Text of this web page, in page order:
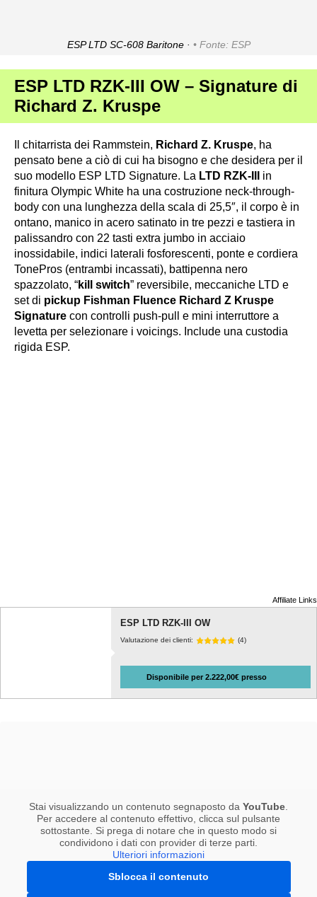
ESP LTD SC-608 Baritone · Fonte: ESP
ESP LTD RZK-III OW – Signature di
Richard Z. Kruspe
Il chitarrista dei Rammstein, Richard Z. Kruspe, ha
pensato bene a ciò di cui ha bisogno e che desidera per il
suo modello ESP LTD Signature. La LTD RZK-III
in
finitura Olympic White ha una costruzione neck-through-
body con una lunghezza della scala di 25,5″, il corpo è in
ontano, manico in acero satinato in tre pezzi e tastiera in
palissandro con 22 tasti extra jumbo in acciaio
inossidabile, indici laterali fosforescenti, ponte e cordiera
TonePros (entrambi incassati), battipenna nero
spazzolato, “kill switch” reversibile, meccaniche LTD e
set di pickup Fishman Fluence Richard Z Kruspe
Signature con controlli push-pull e mini interruttore a
levetta per selezionare i voicings. Include una custodia
rigida ESP.
Affiliate Links
ESP LTD RZK-III OW
Valutazione dei clienti: (4)
Disponibile per 2.222,00€ presso
Stai visualizzando un contenuto segnaposto da YouTube.
Per accedere al contenuto effettivo, clicca sul pulsante
sottostante. Si prega di notare che in questo modo si
condividono i dati con provider di terze parti.
Ulteriori informazioni
Sblocca il contenuto